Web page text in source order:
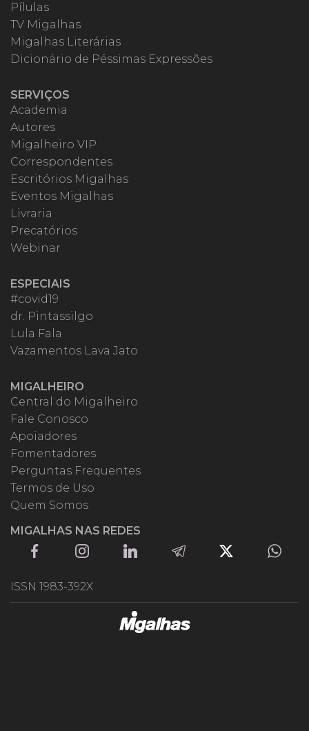
Pílulas
TV Migalhas
Migalhas Literárias
Dicionário de Péssimas Expressões
SERVIÇOS
Academia
Autores
Migalheiro VIP
Correspondentes
Escritórios Migalhas
Eventos Migalhas
Livraria
Precatórios
Webinar
ESPECIAIS
#covid19
dr. Pintassilgo
Lula Fala
Vazamentos Lava Jato
MIGALHEIRO
Central do Migalheiro
Fale Conosco
Apoiadores
Fomentadores
Perguntas Frequentes
Termos de Uso
Quem Somos
MIGALHAS NAS REDES
ISSN 1983-392X